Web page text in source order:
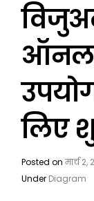
लिए
Posted onमार्च 2,
Under Diagram